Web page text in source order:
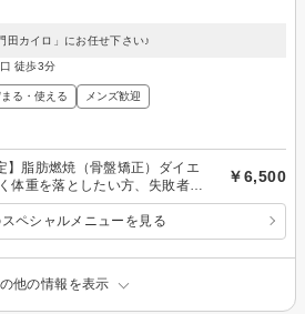
田カイロ」にお任せ下さい♪
徒歩3分
る・使える メンズ歓迎
】脂肪燃焼（骨盤矯正）ダイエ
体重を落としたい方、失敗者を
￥6,500
ペシャルメニューを見る
他の情報を表示